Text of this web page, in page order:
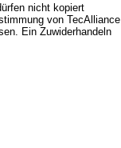
nicht kopiert
von TecAlliance
Ein Zuwiderhandeln